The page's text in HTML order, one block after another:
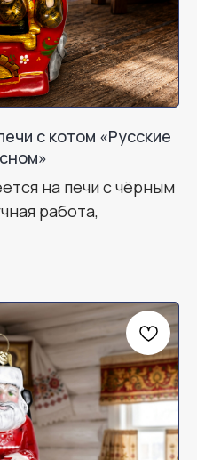
с котом «Русские
на печи с чёрным
работа,